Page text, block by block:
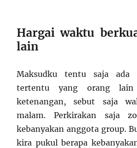
Hargai waktu
lain
Maksudku tentu saja ada
tertentu yang orang lain
ketenangan, sebut saja
malam. Perkirakan saja
kebanyakan anggota group.
kira pukul berapa